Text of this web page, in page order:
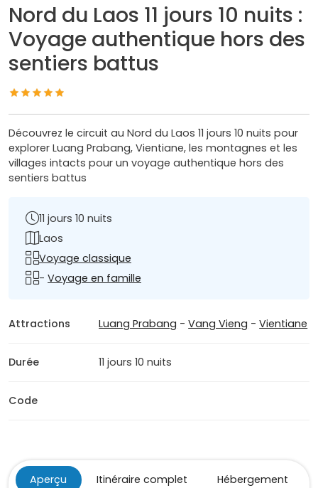
Nord du Laos 11 jours 10 nuits :
Voyage authentique hors des
sentiers battus
Découvrez le circuit au Nord du Laos 11 jours 10 nuits pour
explorer Luang Prabang, Vientiane, les montagnes et les
villages intacts pour un voyage authentique hors des
sentiers battus
11 jours 10 nuits
Laos
Voyage classique
- Voyage en famille
Attractions Luang Prabang -Vang Vieng -Vientiane
Durée 11 jours 10 nuits
Code
Aperçu Itinéraire complet
Hébergement